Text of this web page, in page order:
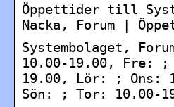
Öppettider till
Nacka, Forum |
Systembolaget,
10.00-19.00, Fre:
19.00, Lör: ; Ons:
Sön: ; Tor: 10.00-